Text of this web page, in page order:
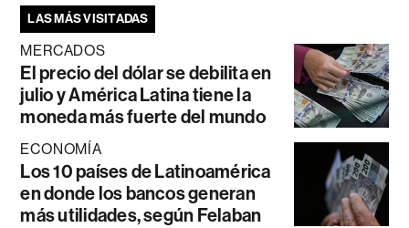
LAS MÁS VISITADAS
MERCADOS
El precio del dólar se debilita en
julio y América Latina tiene la
moneda más fuerte del mundo
ECONOMÍA
Los 10 países de Latinoamérica
en donde los bancos generan
más utilidades, según Felaban